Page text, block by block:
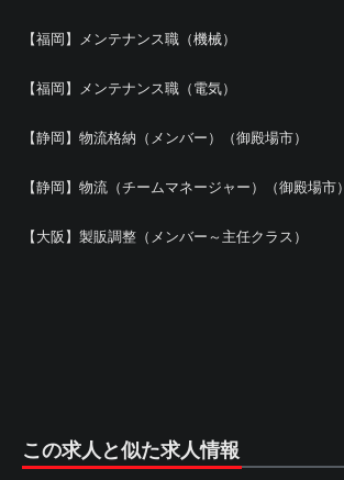
【福岡】メンテナンス職（機械）
【福岡】メンテナンス職（電気）
【静岡】物流格納（メンバー）（御殿場市）
【静岡】物流（チームマネージャー）（御殿場市）
【大阪】製販調整（メンバー～主任クラス）
この求人と似た求人情報